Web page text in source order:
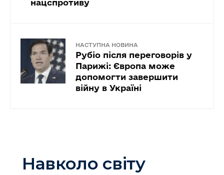
нацспротиву
НАСТУПНА НОВИНА
Рубіо після переговорів у
Парижі: Європа може
допомогти завершити
війну в Україні
Навколо світу